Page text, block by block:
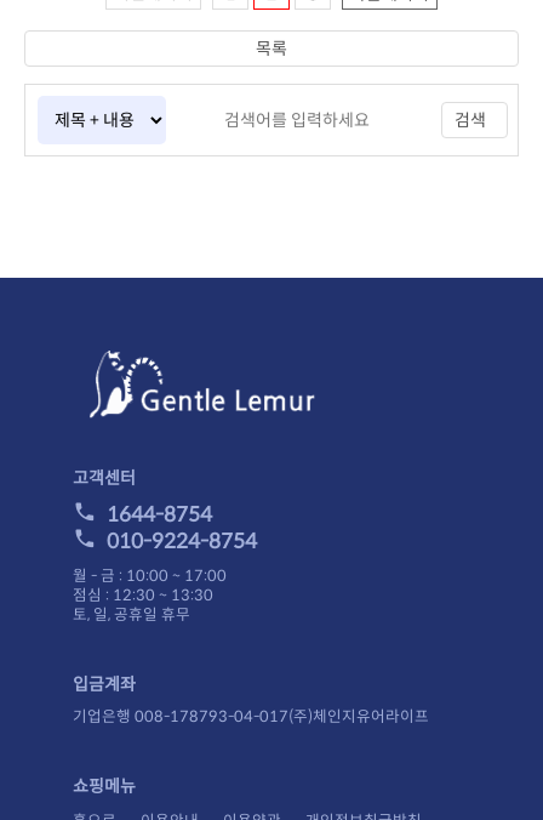
검색
목록
고객센터
1644-8754
010-9224-8754
월 - 금 : 10:00 ~ 17:00
점심 : 12:30 ~ 13:30
토, 일, 공휴일 휴무
입금계좌
기업은행 008-178793-04-017(주)체인지유어라이프
쇼핑메뉴